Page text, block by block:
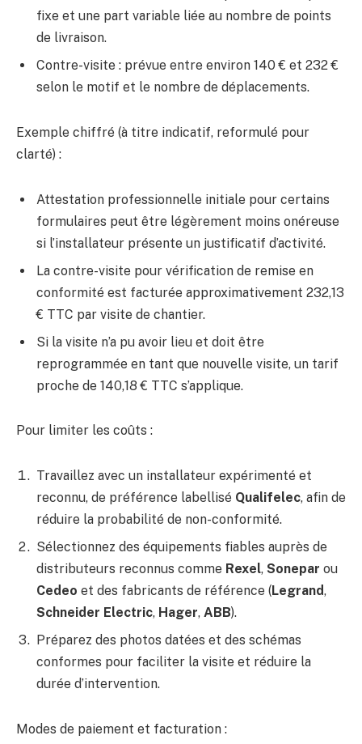
fixe et une part variable liée au nombre de points
de livraison.
Contre-visite : prévue entre environ 140 € et 232 €
selon le motif et le nombre de déplacements.
Exemple chiffré (à titre indicatif, reformulé pour
clarté) :
Attestation professionnelle initiale pour certains
formulaires peut être légèrement moins onéreuse
si l’installateur présente un justificatif d’activité.
La contre-visite pour vérification de remise en
conformité est facturée approximativement 232,13
€ TTC par visite de chantier.
Si la visite n’a pu avoir lieu et doit être
reprogrammée en tant que nouvelle visite, un tarif
proche de 140,18 € TTC s’applique.
Pour limiter les coûts :
Travaillez avec un installateur expérimenté et
reconnu, de préférence labellisé Qualifelec, afin de
réduire la probabilité de non-conformité.
Sélectionnez des équipements fiables auprès de
distributeurs reconnus comme Rexel, Sonepar ou
Cedeo et des fabricants de référence (Legrand,
Schneider Electric, Hager, ABB).
Préparez des photos datées et des schémas
conformes pour faciliter la visite et réduire la
durée d’intervention.
Modes de paiement et facturation :